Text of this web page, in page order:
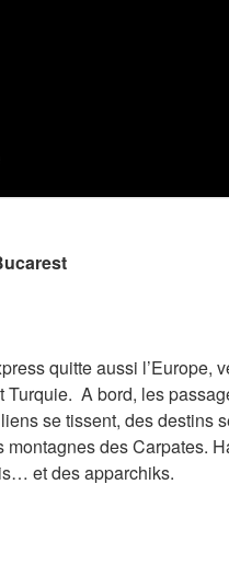
quitte aussi l’Europe,
A bord, les
se tissent, des destins
des Carpates.
et des apparchiks.